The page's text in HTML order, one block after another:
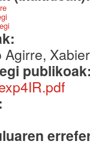
Agirre,